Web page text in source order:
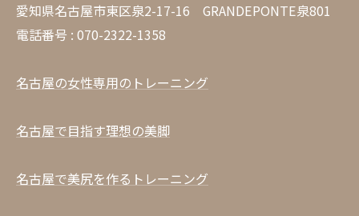
愛知県名古屋市東区泉2-17-16 GRANDEPONTE泉801
電話番号 : 070-2322-1358
名古屋の女性専用のトレーニング
名古屋で目指す理想の美脚
名古屋で美尻を作るトレーニング